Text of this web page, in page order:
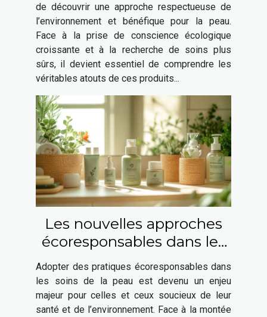
de découvrir une approche respectueuse de
l’environnement et bénéfique pour la peau.
Face à la prise de conscience écologique
croissante et à la recherche de soins plus
sûrs, il devient essentiel de comprendre les
véritables atouts de ces produits...
Les nouvelles approches
écoresponsables dans les
soins de la peau
Adopter des pratiques écoresponsables dans
les soins de la peau est devenu un enjeu
majeur pour celles et ceux soucieux de leur
santé et de l’environnement. Face à la montée